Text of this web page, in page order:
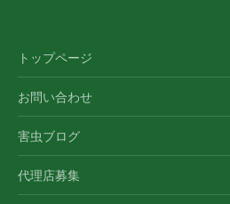
トップページ
お問い合わせ
害虫ブログ
代理店募集